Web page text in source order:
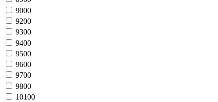
9000
9200
9300
9400
9500
9600
9700
9800
10100